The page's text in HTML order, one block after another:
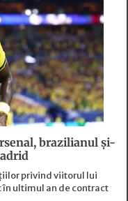
brazilianul și-
privind viitorul lui
ultimul an de contract